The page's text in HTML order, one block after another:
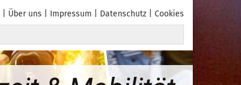
Über uns Impressum Datenschutz Cookies